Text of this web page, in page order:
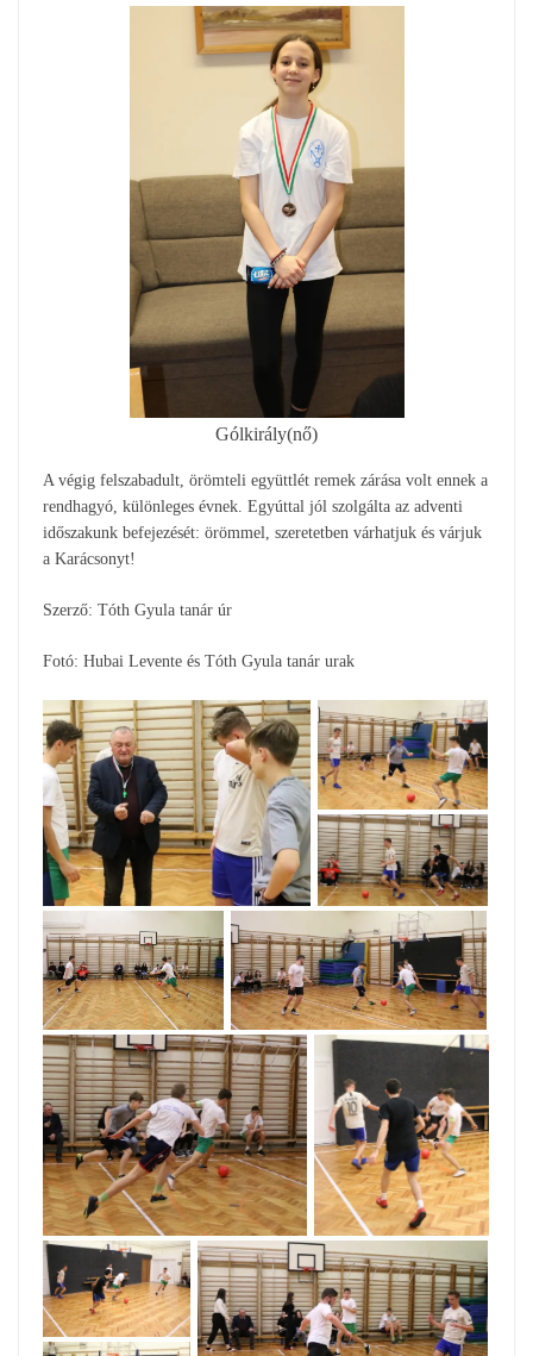
Gólkirály(nő)
A végig felszabadult, örömteli együttlét remek zárása volt ennek a
rendhagyó, különleges évnek. Egyúttal jól szolgálta az adventi
időszakunk befejezését: örömmel, szeretetben várhatjuk és várjuk
a Karácsonyt!
Szerző: Tóth Gyula tanár úr
Fotó: Hubai Levente és Tóth Gyula tanár urak